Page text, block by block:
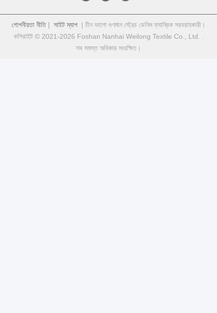
গোপনীয়তা নীতি| সাইট ম্যাপ | চীন ভালো গুণমান স্ট্রেচ ডেনিম ফ্যাব্রিক সরবরাহকারী।
কপিরাইট © 2021-2026 Foshan Nanhai Weilong Textile Co., Ltd. .
সব সমস্ত অধিকার সংরক্ষিত।